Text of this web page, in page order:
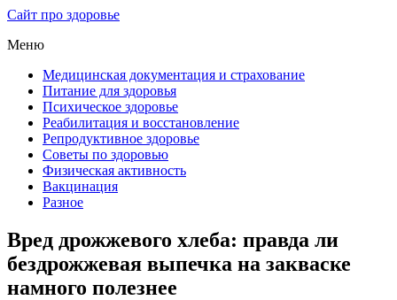
Сайт про здоровье
Меню
Медицинская документация и страхование
Питание для здоровья
Психическое здоровье
Реабилитация и восстановление
Репродуктивное здоровье
Советы по здоровью
Физическая активность
Вакцинация
Разное
Вред дрожжевого хлеба: правда ли
бездрожжевая выпечка на закваске
намного полезнее